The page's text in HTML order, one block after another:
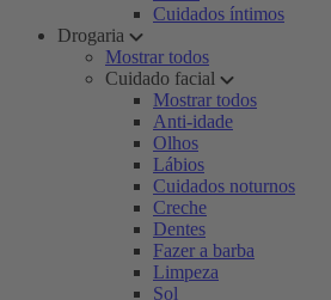
Cuidados íntimos
Drogaria
Mostrar todos
Cuidado facial
Mostrar todos
Anti-idade
Olhos
Lábios
Cuidados noturnos
Creche
Dentes
Fazer a barba
Limpeza
Sol